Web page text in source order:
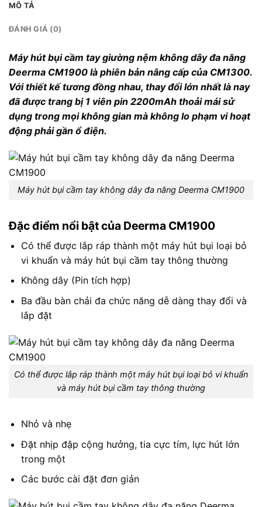
MÔ TẢ
ĐÁNH GIÁ (0)
Máy hút bụi cầm tay giường nệm không dây đa năng
Deerma CM1900 là phiên bản nâng cấp của CM1300.
Với thiết kế tương đồng nhau, thay đổi lớn nhất là nay
đã được trang bị 1 viên pin 2200mAh thoải mái sử
dụng trong mọi không gian mà không lo phạm vi hoạt
động phải gần ổ điện.
Máy hút bụi cầm tay không dây đa năng Deerma CM1900
Đặc điểm nổi bật của Deerma CM1900
Có thể được lắp ráp thành một máy hút bụi loại bỏ
vi khuẩn và máy hút bụi cầm tay thông thường
Không dây (Pin tích hợp)
Ba đầu bàn chải đa chức năng dễ dàng thay đổi và
lắp đặt
Có thể được lắp ráp thành một máy hút bụi loại bỏ vi khuẩn
và máy hút bụi cầm tay thông thường
Nhỏ và nhẹ
Đặt nhịp đập cộng hưởng, tia cực tím, lực hút lớn
trong một
Các bước cài đặt đơn giản